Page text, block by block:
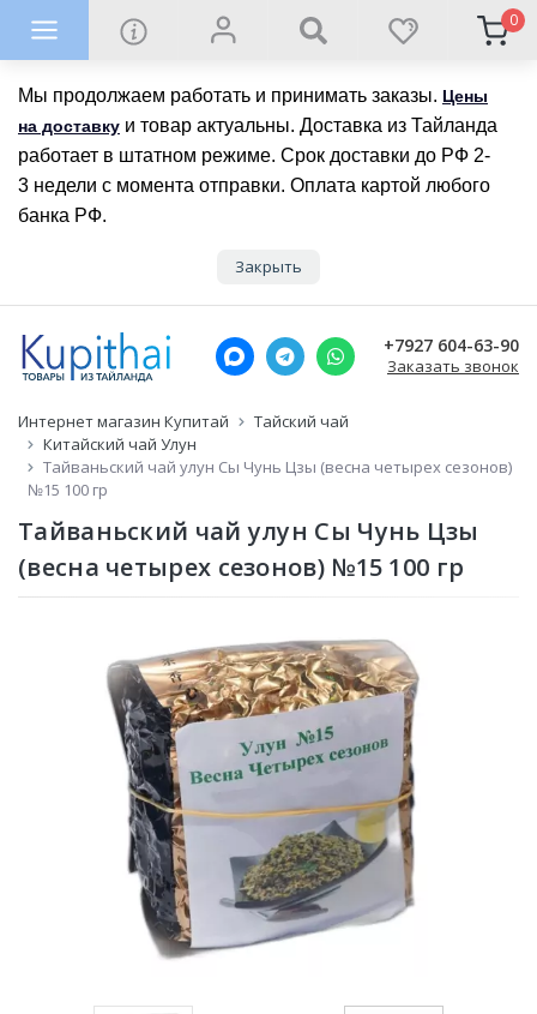
Мы продолжаем работать и принимать заказы. Цены
на доставку и товар актуальны. Доставка из Тайланда
работает в штатном режиме. Срок доставки до РФ 2-
3 недели с момента отправки. Оплата картой любого
банка РФ.
Закрыть
0
+7927 604-63-90
Заказать звонок
Интернет магазин Купитай
Тайский чай
Китайский чай Улун
Тайваньский чай улун Сы Чунь Цзы (весна четырех сезонов)
№15 100 гр
Тайваньский чай улун Сы Чунь Цзы
(весна четырех сезонов) №15 100 гр